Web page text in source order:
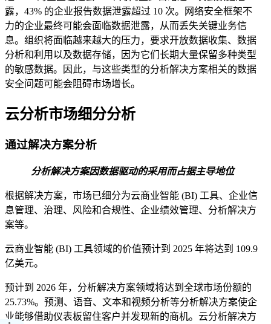
露，43% 的企业报告数据泄露超过 10 次。网络安全框架不
力的企业最终可能会面临数据泄露，从而丢失关键业务信
息。组织将面临越来越大的压力，要求开放数据收集、数据
分析和利用以及数据存储，因为它们长期大量保留多种类型
的敏感数据。因此，与这些类型的分析解决方案相关的数据
安全问题可能会阻碍市场增长。
云分析市场细分分析
通过解决方案分析
分析解决方案因数据驱动的采用而占据主导地位
根据解决方案，市场已细分为云商业智能 (BI) 工具、企业信
息管理、治理、风险和合规性、企业绩效管理、分析解决方
案等。
云商业智能 (BI) 工具领域的价值预计到 2025 年将达到 109.9
亿美元。
预计到 2026 年，分析解决方案领域将达到全球市场份额的
25.73%。预测、语音、文本和视频分析等分析解决方案使企
业能够借助仪表板留住客户并发现新的商机。云分析解决方